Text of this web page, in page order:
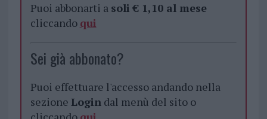
Puoi abbonarti a soli € 1,10 al mese
cliccando qui
Sei già abbonato?
Puoi effettuare l'accesso andando nella
sezione Logindal menù del sito o